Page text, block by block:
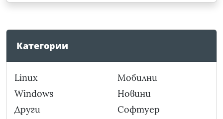
Категории
Linux
Windows
Други
Мобилни
Новини
Софтуер